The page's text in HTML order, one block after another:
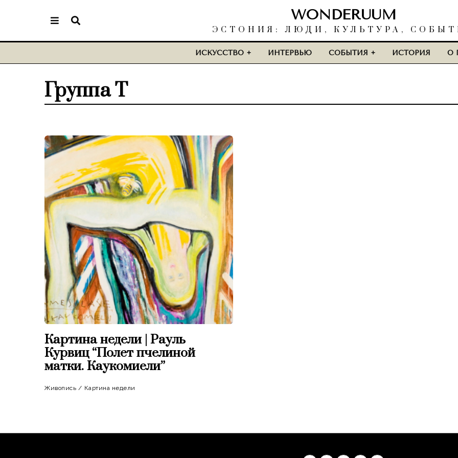
WONDERUUM
ЭСТОНИЯ: ЛЮДИ, КУЛЬТУРА,
ИСКУССТВО ИНТЕРВЬЮ СОБЫТИЯ ИСТОРИЯ О
Группа Т
Картина недели | Рауль
Курвиц “Полет пчелиной
матки. Каукомиели”
Живопись / Картина недели